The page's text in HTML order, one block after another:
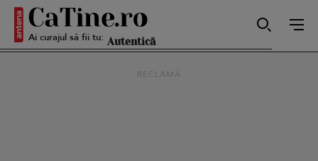
Ai curajul să fii tu: Autentică
RECLAMĂ